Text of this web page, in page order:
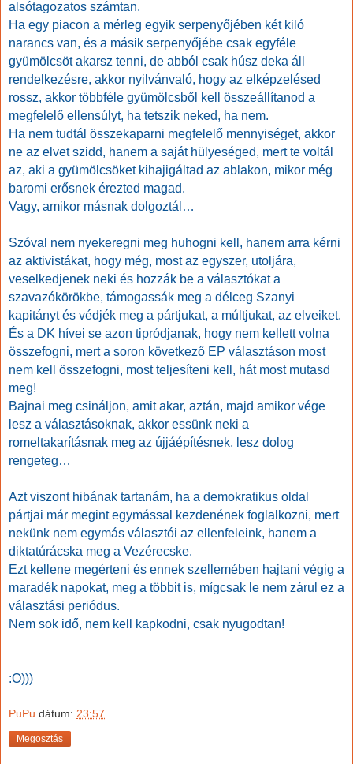
alsótagozatos számtan.
Ha egy piacon a mérleg egyik serpenyőjében két kiló
narancs van, és a másik serpenyőjébe csak egyféle
gyümölcsöt akarsz tenni, de abból csak húsz deka áll
rendelkezésre, akkor nyilvánvaló, hogy az elképzelésed
rossz, akkor többféle gyümölcsből kell összeállítanod a
megfelelő ellensúlyt, ha tetszik neked, ha nem.
Ha nem tudtál összekaparni megfelelő mennyiséget, akkor
ne az elvet szidd, hanem a saját hülyeséged, mert te voltál
az, aki a gyümölcsöket kihajigáltad az ablakon, mikor még
baromi erősnek érezted magad.
Vagy, amikor másnak dolgoztál…
Szóval nem nyekeregni meg huhogni kell, hanem arra kérni
az aktivistákat, hogy még, most az egyszer, utoljára,
veselkedjenek neki és hozzák be a választókat a
szavazókörökbe, támogassák meg a délceg Szanyi
kapitányt és védjék meg a pártjukat, a múltjukat, az elveiket.
És a DK hívei se azon tipródjanak, hogy nem kellett volna
összefogni, mert a soron következő EP választáson most
nem kell összefogni, most teljesíteni kell, hát most mutasd
meg!
Bajnai meg csináljon, amit akar, aztán, majd amikor vége
lesz a választásoknak, akkor essünk neki a
romeltakarításnak meg az újjáépítésnek, lesz dolog
rengeteg…
Azt viszont hibának tartanám, ha a demokratikus oldal
pártjai már megint egymással kezdenének foglalkozni, mert
nekünk nem egymás választói az ellenfeleink, hanem a
diktatúrácska meg a Vezérecske.
Ezt kellene megérteni és ennek szellemében hajtani végig a
maradék napokat, meg a többit is, mígcsak le nem zárul ez a
választási periódus.
Nem sok idő, nem kell kapkodni, csak nyugodtan!
:O)))
PuPu dátum: 23:57
Megosztás